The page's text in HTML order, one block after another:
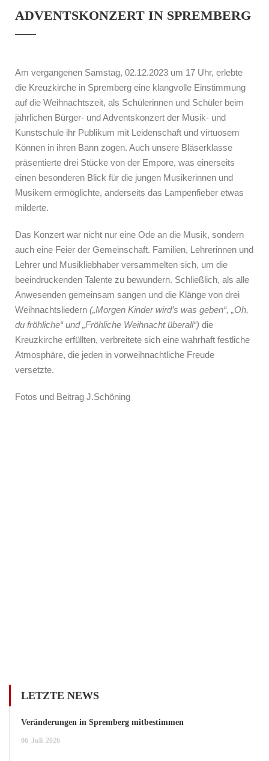
ADVENTSKONZERT IN SPREMBERG
Am vergangenen Samstag, 02.12.2023 um 17 Uhr, erlebte
die Kreuzkirche in Spremberg eine klangvolle Einstimmung
auf die Weihnachtszeit, als Schülerinnen und Schüler beim
jährlichen Bürger- und Adventskonzert der Musik- und
Kunstschule ihr Publikum mit Leidenschaft und virtuosem
Können in ihren Bann zogen. Auch unsere Bläserklasse
präsentierte drei Stücke von der Empore, was einerseits
einen besonderen Blick für die jungen Musikerinnen und
Musikern ermöglichte, anderseits das Lampenfieber etwas
milderte.
Das Konzert war nicht nur eine Ode an die Musik, sondern
auch eine Feier der Gemeinschaft. Familien, Lehrerinnen und
Lehrer und Musikliebhaber versammelten sich, um die
beeindruckenden Talente zu bewundern. Schließlich, als alle
Anwesenden gemeinsam sangen und die Klänge von drei
Weihnachtsliedern („Morgen Kinder wird’s was geben“, „Oh,
du fröhliche“ und „Fröhliche Weihnacht überall“) die
Kreuzkirche erfüllten, verbreitete sich eine wahrhaft festliche
Atmosphäre, die jeden in vorweihnachtliche Freude
versetzte.
Fotos und Beitrag J.Schöning
LETZTE NEWS
Veränderungen in Spremberg mitbestimmen
06 Juli 2026